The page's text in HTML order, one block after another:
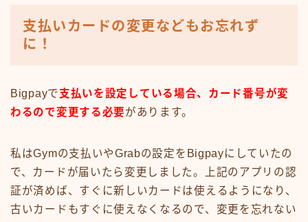
支払いカードの変更などもお忘れず
に！
Bigpayで 支払いを設定している場合、カード番号が変
わるので変更する必要があります。
私はGymの支払いやGrabの設定をBigpayにしていたの
で、カードが届いたら変更しました。上記のアプリの認
証が済めば、すぐに新しいカードは使えるようになり、
古いカードもすぐに使えなくなるので、変更を忘れない